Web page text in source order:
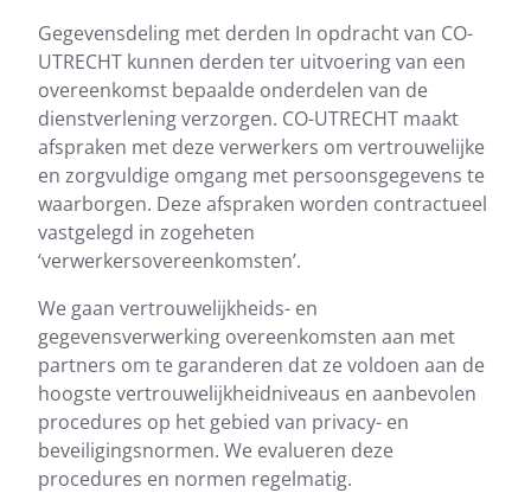
Gegevensdeling met derden In opdracht van CO-
UTRECHT kunnen derden ter uitvoering van een
overeenkomst bepaalde onderdelen van de
dienstverlening verzorgen. CO-UTRECHT maakt
afspraken met deze verwerkers om vertrouwelijke
en zorgvuldige omgang met persoonsgegevens te
waarborgen. Deze afspraken worden contractueel
vastgelegd in zogeheten
‘verwerkersovereenkomsten’.
We gaan vertrouwelijkheids- en
gegevensverwerking overeenkomsten aan met
partners om te garanderen dat ze voldoen aan de
hoogste vertrouwelijkheidniveaus en aanbevolen
procedures op het gebied van privacy- en
beveiligingsnormen. We evalueren deze
procedures en normen regelmatig.